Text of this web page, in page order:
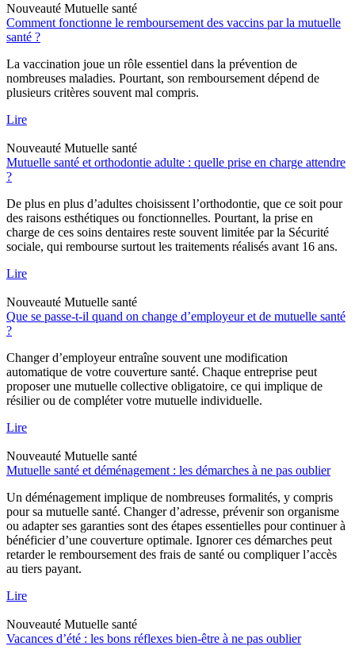
Nouveauté Mutuelle santé
Comment fonctionne le remboursement des vaccins par la mutuelle
santé ?
La vaccination joue un rôle essentiel dans la prévention de
nombreuses maladies. Pourtant, son remboursement dépend de
plusieurs critères souvent mal compris.
Lire
Nouveauté Mutuelle santé
Mutuelle santé et orthodontie adulte : quelle prise en charge attendre
?
De plus en plus d’adultes choisissent l’orthodontie, que ce soit pour
des raisons esthétiques ou fonctionnelles. Pourtant, la prise en
charge de ces soins dentaires reste souvent limitée par la Sécurité
sociale, qui rembourse surtout les traitements réalisés avant 16 ans.
Lire
Nouveauté Mutuelle santé
Que se passe-t-il quand on change d’employeur et de mutuelle santé
?
Changer d’employeur entraîne souvent une modification
automatique de votre couverture santé. Chaque entreprise peut
proposer une mutuelle collective obligatoire, ce qui implique de
résilier ou de compléter votre mutuelle individuelle.
Lire
Nouveauté Mutuelle santé
Mutuelle santé et déménagement : les démarches à ne pas oublier
Un déménagement implique de nombreuses formalités, y compris
pour sa mutuelle santé. Changer d’adresse, prévenir son organisme
ou adapter ses garanties sont des étapes essentielles pour continuer à
bénéficier d’une couverture optimale. Ignorer ces démarches peut
retarder le remboursement des frais de santé ou compliquer l’accès
au tiers payant.
Lire
Nouveauté Mutuelle santé
Vacances d’été : les bons réflexes bien-être à ne pas oublier